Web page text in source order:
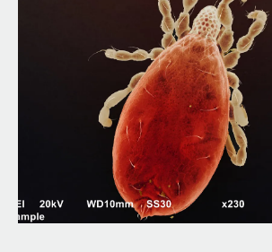
Философский поиск:
СОХРАНИТЬ КУРС